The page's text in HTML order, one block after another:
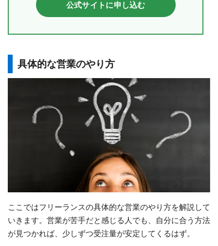
公式サイトに申し込む
具体的な営業のやり方
ここではフリーランスの具体的な営業のやり方を解説して
いきます。営業が苦手だと感じる人でも、自分に合う方法
が見つかれば、少しずつ受注量が安定してくるはず。